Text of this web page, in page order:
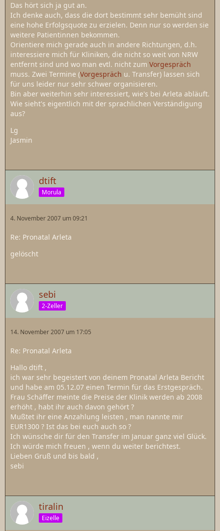
Das hört sich ja gut an.
Ich denke auch, dass die dort bestimmt sehr bemüht sind
eine hohe Erfolgsquote zu erzielen. Denn nur so werden sie
weitere Patientinnen bekommen.
Orientiere mich gerade auch in andere Richtungen, d.h.
interessiere mich für Kliniken, die nicht so weit von NRW
entfernt sind und wo man evtl. nicht zum Vorgespräch
muss. Zwei Termine (Vorgespräch u. Transfer) lassen sich
für uns leider nur sehr schwer organisieren.
Bin aber weiterhin sehr interessiert, wie's bei Arleta abläuft.
Wie sieht's eigentlich mit der sprachlichen Verständigung
aus?
Lg
Jasmin
dtift
Morula
4. November 2007 um 09:21
Re: Pronatal Arleta
gelöscht
sebi
2-Zeller
14. November 2007 um 17:05
Re: Pronatal Arleta
Hallo dtift ,
ich war sehr begeistert von deinem Pronatal Arleta Bericht
und habe am 05.12.07 einen Termin für das Erstgespräch.
Frau Schäffer meinte die Preise der Klinik werden ab 2008
erhöht , habt ihr auch davon gehört ?
Mußtet ihr eine Anzahlung leisten , man nannte mir
EUR1300 ? Ist das bei euch auch so ?
Ich wünsche dir für den Transfer im Januar ganz viel Glück.
Ich würde mich freuen , wenn du weiter berichtest.
Lieben Gruß und bis bald ,
sebi
tiralin
Eizelle